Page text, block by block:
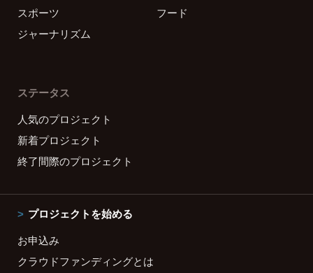
スポーツ
フード
ジャーナリズム
ステータス
人気のプロジェクト
新着プロジェクト
終了間際のプロジェクト
プロジェクトを始める
お申込み
クラウドファンディングとは